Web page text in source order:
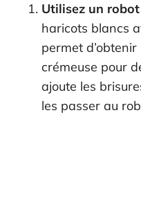
Utilisez un
haricots blancs
permet
crémeuse pour
ajoute les
les passer au